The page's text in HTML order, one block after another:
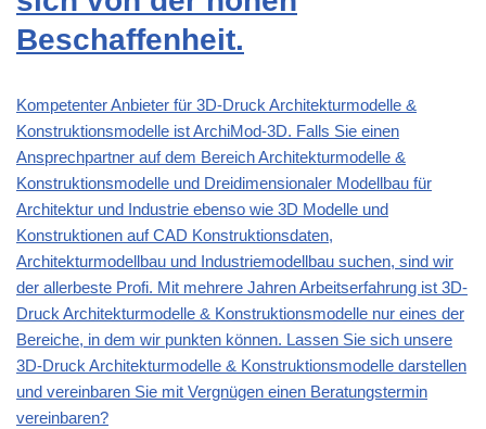
Beschaffenheit.
Kompetenter Anbieter für 3D-Druck Architekturmodelle &
Konstruktionsmodelle ist ArchiMod-3D. Falls Sie einen
Ansprechpartner auf dem Bereich Architekturmodelle &
Konstruktionsmodelle und Dreidimensionaler Modellbau für
Architektur und Industrie ebenso wie 3D Modelle und
Konstruktionen auf CAD Konstruktionsdaten,
Architekturmodellbau und Industriemodellbau suchen, sind wir
der allerbeste Profi. Mit mehrere Jahren Arbeitserfahrung ist 3D-
Druck Architekturmodelle & Konstruktionsmodelle nur eines der
Bereiche, in dem wir punkten können. Lassen Sie sich unsere
3D-Druck Architekturmodelle & Konstruktionsmodelle darstellen
und vereinbaren Sie mit Vergnügen einen Beratungstermin
vereinbaren?